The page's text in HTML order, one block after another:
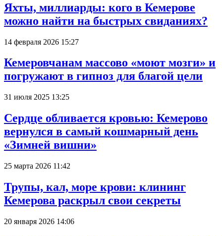
Яхты, миллиарды: кого в Кемерове
можно найти на быстрых свиданиях?
14 февраля 2026 15:27
Кемеровчанам массово «моют мозги» и
погружают в гипноз для благой цели
31 июля 2025 13:25
Сердце обливается кровью: Кемерово
вернулся в самый кошмарный день
«Зимней вишни»
25 марта 2026 11:42
Трупы, кал, море крови: клининг
Кемерова раскрыл свои секреты
20 января 2026 14:06